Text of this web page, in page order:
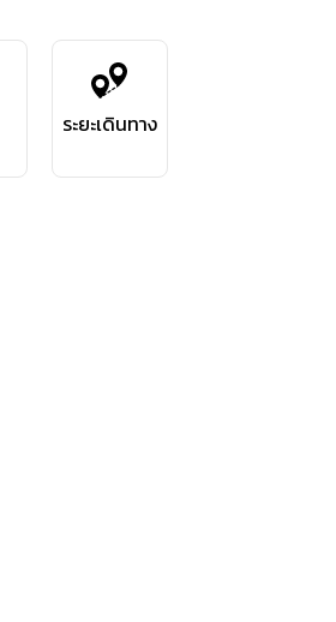
ระยะเดินทาง